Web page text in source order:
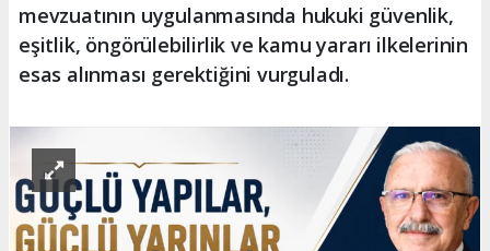
mevzuatının uygulanmasında hukuki güvenlik,
eşitlik, öngörülebilirlik ve kamu yararı ilkelerinin
esas alınması gerektiğini vurguladı.